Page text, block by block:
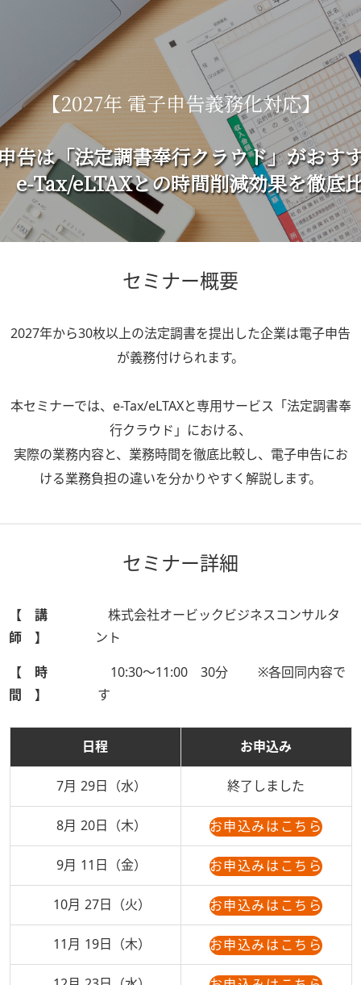
【2027年 電子申告義務化対応】
告は「法定調書奉行クラウド」がおす
eLTAXとの時間削減効果を徹底
セミナー概要
2027年から30枚以上の法定調書を提出した企業は電子申告
が義務付けられます。
本セミナーでは、e-Tax/eLTAXと専用サービス「法定調書奉
行クラウド」における、
実際の業務内容と、業務時間を徹底比較し、電子申告にお
ける業務負担の違いを分かりやすく解説します。
セミナー詳細
【 講
師 】
株式会社オービックビジネスコンサルタ
ント
【 時
間 】
10:30～11:00 30分 ※各回同内容で
す
日程 お申込み
7月 29日（水） 終了しました
8月 20日（木） お申込みはこちら
9月 11日（金） お申込みはこちら
10月 27日（火） お申込みはこちら
11月 19日（木） お申込みはこちら